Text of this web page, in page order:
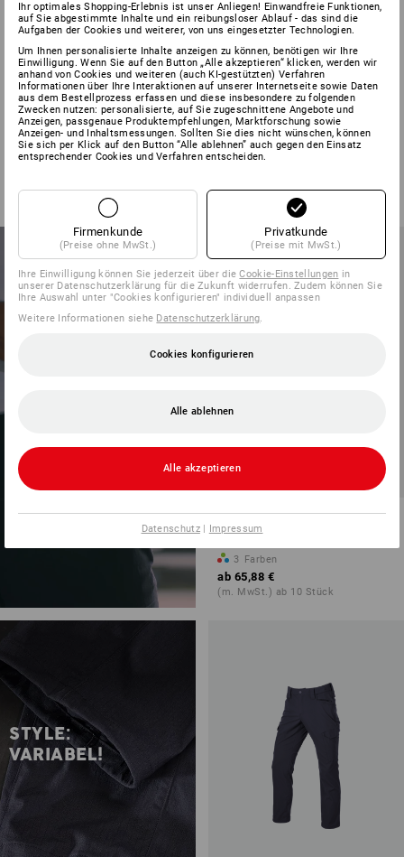
STARK, WENN’S
HEISS HERGEHT
Latzhose e.s.t:aktik light
ripstop
3 Farben
ab 65,88 €
(m. MwSt.) ab 10 Stück
STYLE:
VARIABEL!
Ihr optimales Shopping-Erlebnis ist unser Anliegen! Einwandfreie Funktionen,
auf Sie abgestimmte Inhalte und ein reibungsloser Ablauf - das sind die
Aufgaben der Cookies und weiterer, von uns eingesetzter Technologien.
Um Ihnen personalisierte Inhalte anzeigen zu können, benötigen wir Ihre
Einwilligung. Wenn Sie auf den Button „Alle akzeptieren“ klicken, werden wir
anhand von Cookies und weiteren (auch KI-gestützten) Verfahren
Informationen über Ihre Interaktionen auf unserer Internetseite sowie Daten
aus dem Bestellprozess erfassen und diese insbesondere zu folgenden
Zwecken nutzen: personalisierte, auf Sie zugeschnittene Angebote und
Anzeigen, passgenaue Produktempfehlungen, Marktforschung sowie
Anzeigen- und Inhaltsmessungen. Sollten Sie dies nicht wünschen, können
Sie sich per Klick auf den Button “Alle ablehnen” auch gegen den Einsatz
entsprechender Cookies und Verfahren entscheiden.
Firmenkunde
(Preise ohne MwSt.)
Privatkunde
(Preise mit MwSt.)
Ihre Einwilligung können Sie jederzeit über dieCookie-Einstellungen in
unserer Datenschutzerklärung für die Zukunft widerrufen. Zudem können Sie
Ihre Auswahl unter "Cookies konfigurieren" individuell anpassen
Weitere Informationen siehe Datenschutzerklärung.
Cookies konfigurieren
Alle ablehnen
Alle akzeptieren
Datenschutz| Impressum